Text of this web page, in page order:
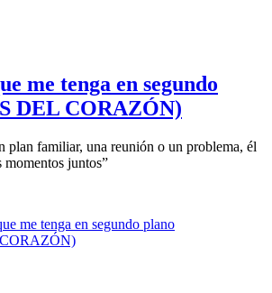
me tenga en segundo
DEL CORAZÓN)
plan familiar, una reunión o un problema, él
momentos juntos”